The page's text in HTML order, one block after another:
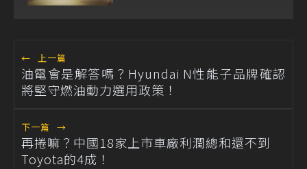
← 上一篇
油電會是解答嗎？Hyundai N性能子品牌確認
將堅守燃油動力選用政策！
下一篇 →
再捲嘛？中國18家上市車廠利潤總和還不到
Toyota的4成！